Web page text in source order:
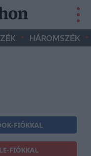
• HÁROMSZÉK •
FIÓKKAL
FIÓKKAL